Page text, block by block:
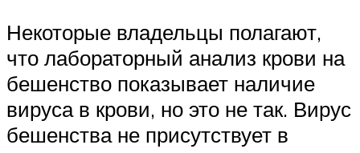
Некоторые владельцы полагают,
что лабораторный анализ крови на
бешенство показывает наличие
вируса в крови, но это не так. Вирус
бешенства не присутствует в